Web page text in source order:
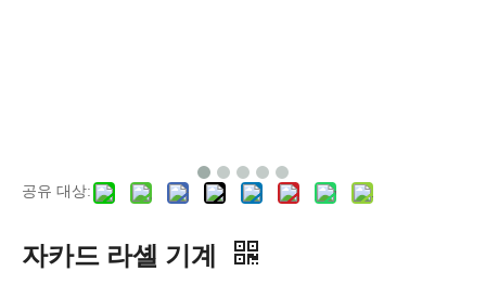
공유 대상:
자카드 라셸 기계